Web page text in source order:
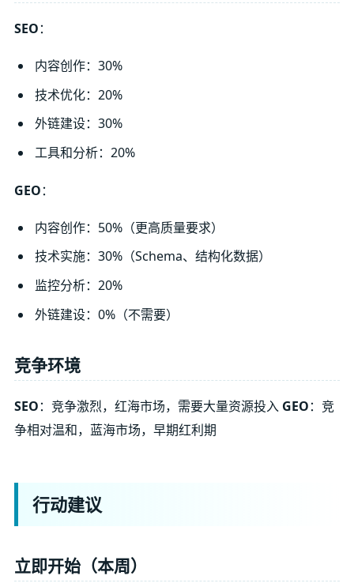
SEO：
内容创作：30%
技术优化：20%
外链建设：30%
工具和分析：20%
GEO：
内容创作：50%（更高质量要求）
技术实施：30%（Schema、结构化数据）
监控分析：20%
外链建设：0%（不需要）
竞争环境
SEO：竞争激烈，红海市场，需要大量资源投入 GEO：竞
争相对温和，蓝海市场，早期红利期
行动建议
立即开始（本周）